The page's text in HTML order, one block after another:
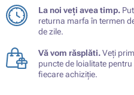
La noi veți avea timp.
returna marfa în termen
de zile.
Vă vom răsplăti.Veți
puncte de loialitate pentru
fiecare achiziție.